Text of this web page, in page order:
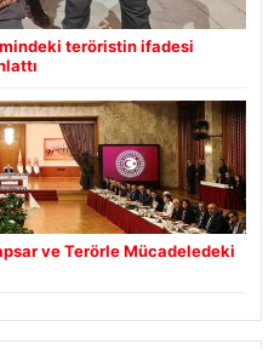
teröristin ifadesi
ve Terörle Mücadeledeki